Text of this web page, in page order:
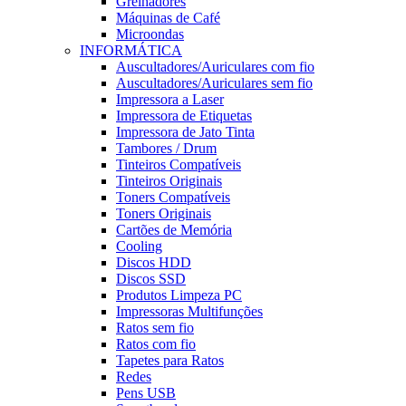
Máquinas de Café
Microondas
INFORMÁTICA
Auscultadores/Auriculares com fio
Auscultadores/Auriculares sem fio
Impressora a Laser
Impressora de Etiquetas
Impressora de Jato Tinta
Tambores / Drum
Tinteiros Compatíveis
Tinteiros Originais
Toners Compatíveis
Toners Originais
Cartões de Memória
Cooling
Discos HDD
Discos SSD
Produtos Limpeza PC
Impressoras Multifunções
Ratos sem fio
Ratos com fio
Tapetes para Ratos
Redes
Pens USB